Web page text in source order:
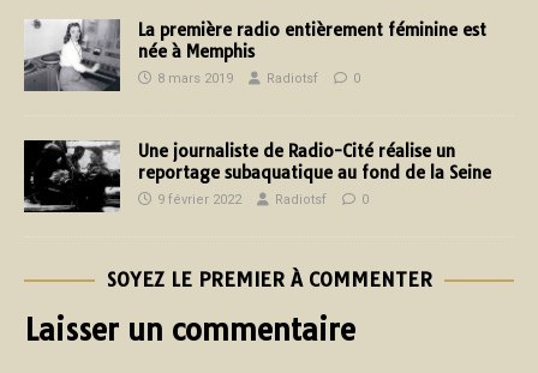
La première radio entièrement féminine est
née à Memphis
8 mars 2019 Radiotsf 0
Une journaliste de Radio-Cité réalise un
reportage subaquatique au fond de la Seine
9 février 2022 Radiotsf 0
SOYEZ LE PREMIER À COMMENTER
Laisser un commentaire